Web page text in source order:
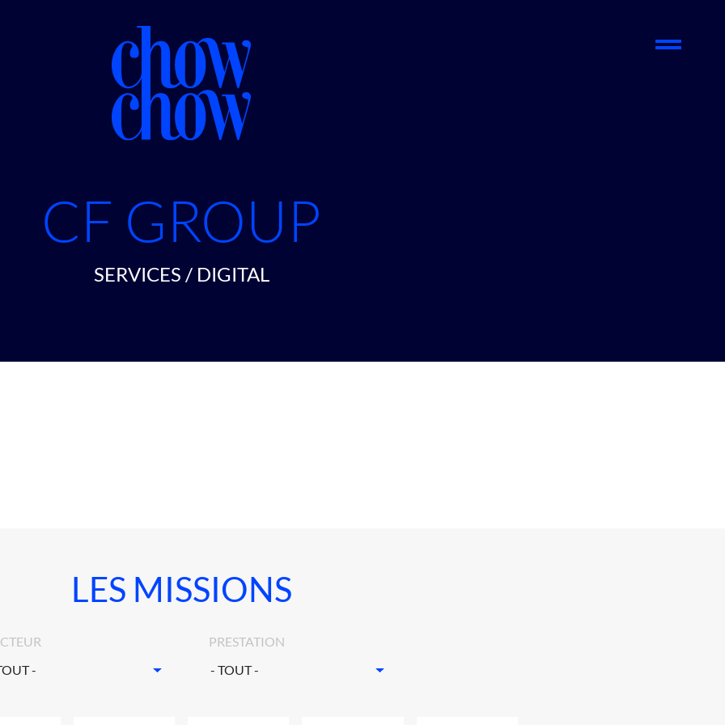
CF GROUP
SERVICES / DIGITAL
LES MISSIONS
PRESTATION